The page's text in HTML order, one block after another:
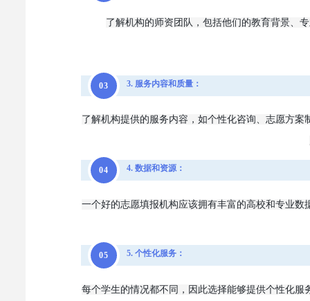
了解机构的师资团队，包括他们的教育背景、
03 3. 服务内容和质量：
了解机构提供的服务内容，如个性化咨询、志愿方
04 4. 数据和资源：
一个好的志愿填报机构应该拥有丰富的高校和专业
05 5. 个性化服务：
每个学生的情况都不同，因此选择能够提供个性化